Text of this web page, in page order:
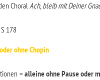
ChoralAch, bleib mit Deiner
178
ohne Chopin
– alleine ohne Pause oder